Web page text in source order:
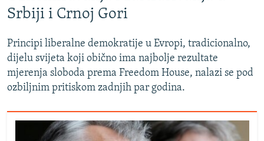
Srbiji i Crnoj Gori
Principi liberalne demokratije u Evropi, tradicionalno,
dijelu svijeta koji obično ima najbolje rezultate
mjerenja sloboda prema Freedom House, nalazi se pod
ozbiljnim pritiskom zadnjih par godina.